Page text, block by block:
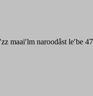
maaiʹlm naroodâst leʹbe